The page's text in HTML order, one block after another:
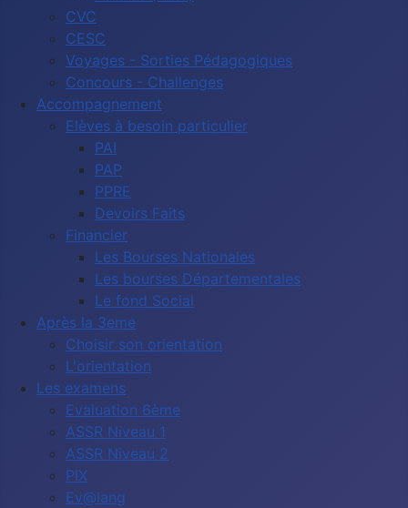
CVC
CESC
Voyages - Sorties Pédagogiques
Concours - Challenges
Accompagnement
Elèves à besoin particulier
PAI
PAP
PPRE
Devoirs Faits
Financier
Les Bourses Nationales
Les bourses Départementales
Le fond Social
Après la 3eme
Choisir son orientation
L'orientation
Les examens
Evaluation 6ème
ASSR Niveau 1
ASSR Niveau 2
PIX
Ev@lang